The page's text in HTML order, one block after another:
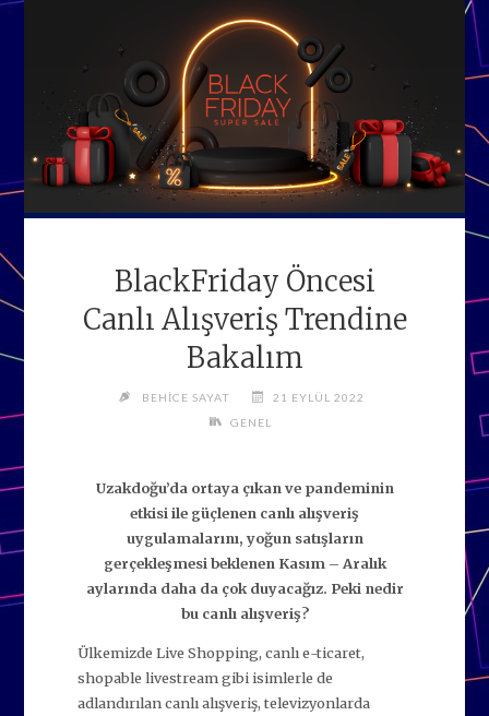
BlackFriday Öncesi
Canlı Alışveriş Trendine
Bakalım
BEHICE SAYAT
21 EYLÜL 2022
GENEL
Uzakdoğu’da ortaya çıkan ve pandeminin
etkisi ile güçlenen canlı alışveriş
uygulamalarını, yoğun satışların
gerçekleşmesi beklenen Kasım – Aralık
aylarında daha da çok duyacağız. Peki nedir
bu canlı alışveriş?
Ülkemizde Live Shopping, canlı e-ticaret,
shopable livestream gibi isimlerle de
adlandırılan canlı alışveriş, televizyonlarda